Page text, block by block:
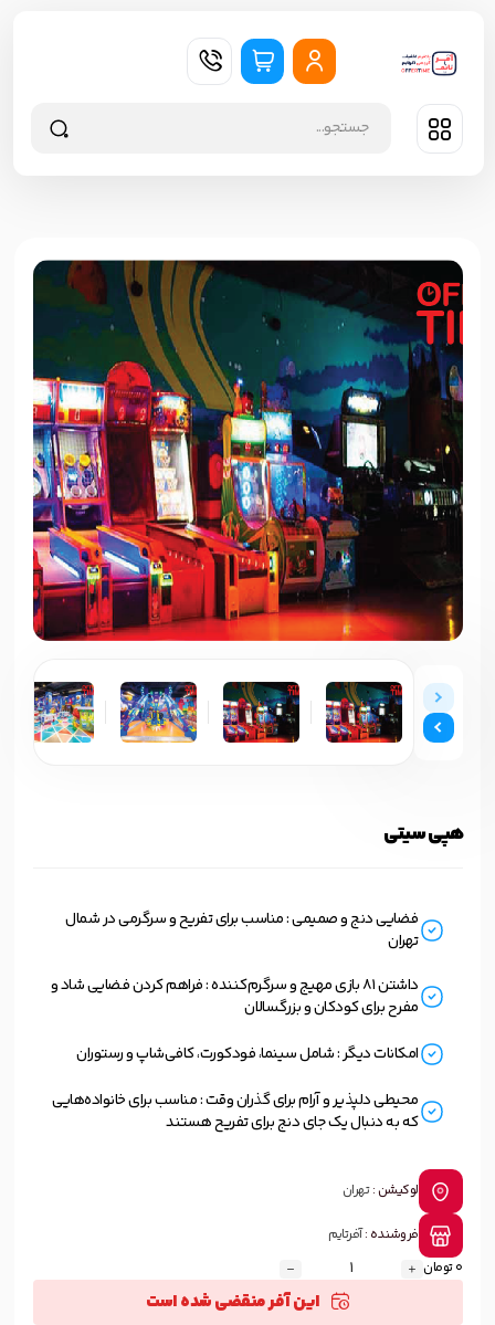
هپی سیتی
فضایی دنج و صمیمی : مناسب برای تفریح و سرگرمی در شمال
تهران
داشتن 81 بازی مهیج و سرگرم‌کننده : فراهم کردن فضایی شاد و
مفرح برای کودکان و بزرگسالان
امکانات دیگر : شامل سینما، فودکورت، کافی‌شاپ و رستوران
محیطی دلپذیر و آرام برای گذران وقت : مناسب برای خانواده‌هایی
که به دنبال یک جای دنج برای تفریح هستند
لوکیشن :تهران
فروشنده :آفرتایم
0 تومان
این آفر منقضی شده است